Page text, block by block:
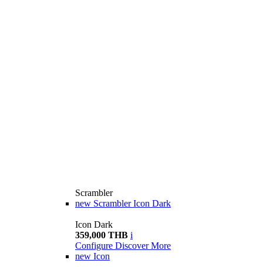
Scrambler
new Scrambler Icon Dark
Icon Dark
359,000 THB i
Configure Discover More
new Icon